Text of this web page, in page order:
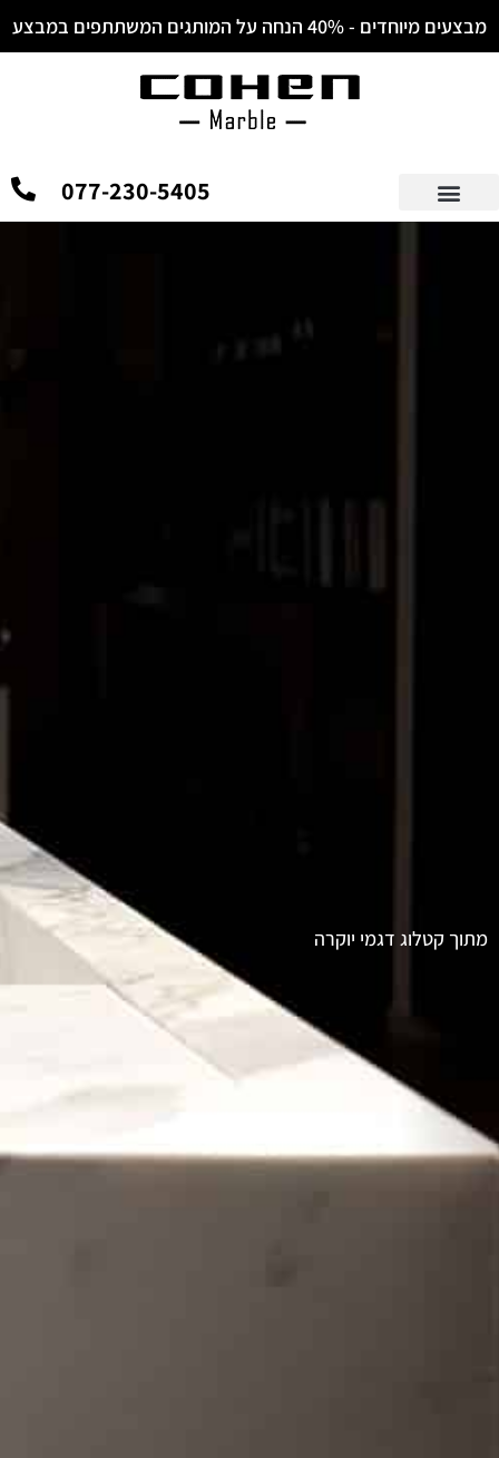
מבצעים מיוחדים - 40% הנחה על המותגים המשתתפים במבצע
077-230-5405
מתוך קטלוג דגמי יוקרה